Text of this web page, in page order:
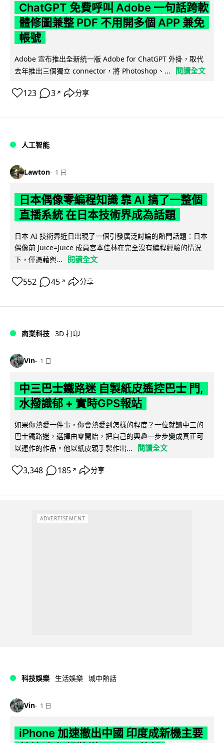
ChatGPT 免費呼叫 Adobe 一句話跨軟
體修圖兼整 PDF 不用開多個 APP 兼免
帳號
Adobe 宣布推出全新統一版 Adobe for ChatGPT 外掛，取代
去年推出三個獨立 connector，將 Photoshop、...
閱讀全文
123 3 ↗ 分享
人工智能
Lawton 1 日
日本偶像零編程知識 靠 AI 搞了一整個
直播系統 在日本技術界成為話題
日本 AI 技術界近日出現了一個引發廣泛討論的熱門話題：日本
偶像前 Juice=Juice 成員宮本佳林在完全沒有編程經驗的情況
下，僅憑藉與...
閱讀全文
552 45 ↗ 分享
商業科技 3D 打印
Vin 1 日
中三巴士鐵路迷 自製紙皮遙控巴士 門,
水撥識郁 + 實時GPS報站
如果你熱愛一件事，你會熱愛到怎樣的程度？一位就讀中三的
巴士鐵路迷，選擇由零開始，把自己的興趣一步步變成真正可
以運作的作品。他以紙皮親手製作出...
閱讀全文
3,348 185 ↗ 分享
ADVERTISEMENT
科技娛樂 生活娛樂 城中熱話
Vin 1 日
iPhone 加速撤出中國 印度成新機主要